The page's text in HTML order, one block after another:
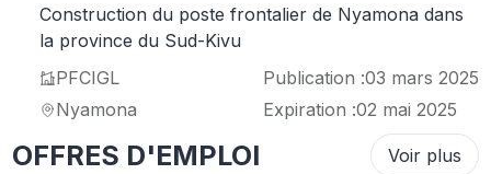
Construction du poste frontalier de Nyamona dans
la province du Sud-Kivu
PFCIGL
Nyamona
Publication :03 mars 2025
Expiration :02 mai 2025
OFFRES D'EMPLOI Voir plus